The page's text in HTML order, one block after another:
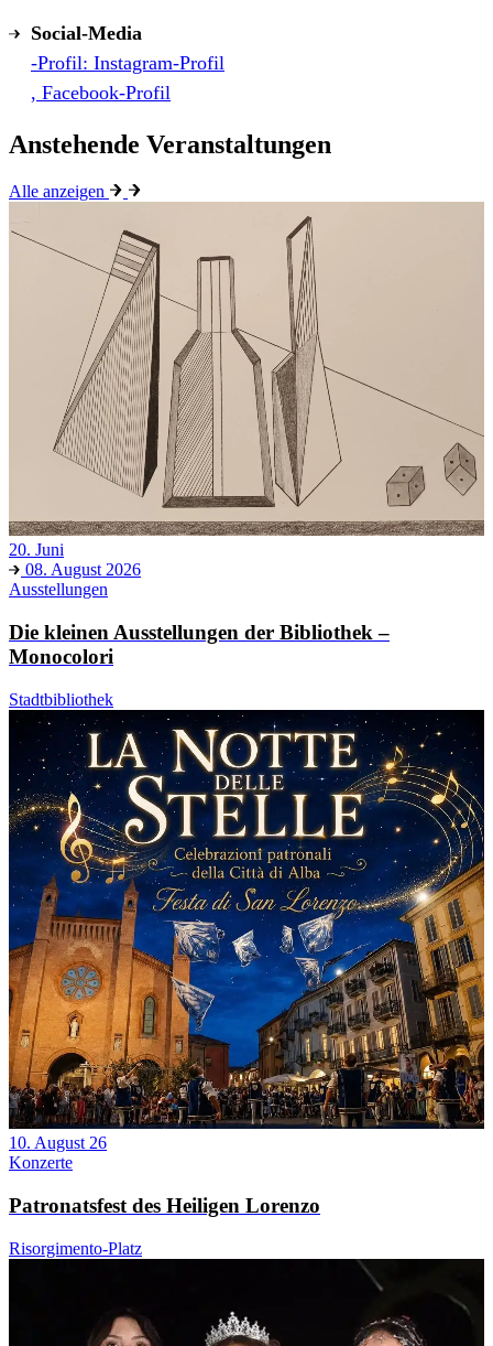
Social-Media
-Profil: Instagram-Profil
, Facebook-Profil
Anstehende Veranstaltungen
Alle anzeigen
20. Juni
08. August 2026
Ausstellungen
Die kleinen Ausstellungen der Bibliothek –
Monocolori
Stadtbibliothek
10. August 26
Konzerte
Patronatsfest des Heiligen Lorenzo
Risorgimento-Platz